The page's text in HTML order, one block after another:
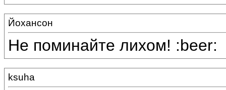
Йохансон
Не поминайте лихом! :beer:
ksuha